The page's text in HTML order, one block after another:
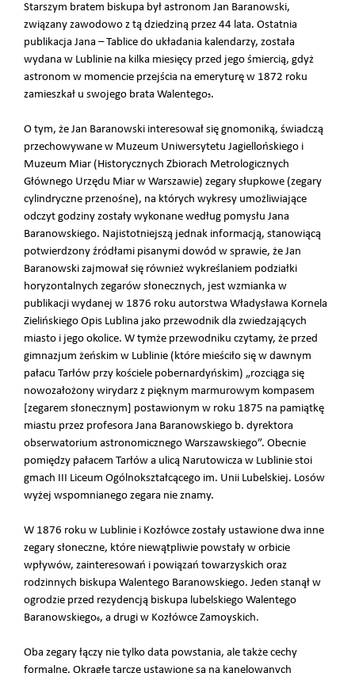
Starszym bratem biskupa był astronom Jan Baranowski,
związany zawodowo z tą dziedziną przez 44 lata. Ostatnia
publikacja Jana – Tablice do układania kalendarzy, została
wydana w Lublinie na kilka miesięcy przed jego śmiercią, gdyż
astronom w momencie przejścia na emeryturę w 1872 roku
zamieszkał u swojego brata Walentego5.
O tym, że Jan Baranowski interesował się gnomoniką, świadczą
przechowywane w Muzeum Uniwersytetu Jagiellońskiego i
Muzeum Miar (Historycznych Zbiorach Metrologicznych
Głównego Urzędu Miar w Warszawie) zegary słupkowe (zegary
cylindryczne przenośne), na których wykresy umożliwiające
odczyt godziny zostały wykonane według pomysłu Jana
Baranowskiego. Najistotniejszą jednak informacją, stanowiącą
potwierdzony źródłami pisanymi dowód w sprawie, że Jan
Baranowski zajmował się również wykreślaniem podziałki
horyzontalnych zegarów słonecznych, jest wzmianka w
publikacji wydanej w 1876 roku autorstwa Władysława Kornela
Zielińskiego Opis Lublina jako przewodnik dla zwiedzających
miasto i jego okolice. W tymże przewodniku czytamy, że przed
gimnazjum żeńskim w Lublinie (które mieściło się w dawnym
pałacu Tarłów przy kościele pobernardyńskim) „rozciąga się
nowozałożony wirydarz z pięknym marmurowym kompasem
[zegarem słonecznym] postawionym w roku 1875 na pamiątkę
miastu przez profesora Jana Baranowskiego b. dyrektora
obserwatorium astronomicznego Warszawskiego”. Obecnie
pomiędzy pałacem Tarłów a ulicą Narutowicza w Lublinie stoi
gmach III Liceum Ogólnokształcącego im. Unii Lubelskiej. Losów
wyżej wspomnianego zegara nie znamy.
W 1876 roku w Lublinie i Kozłówce zostały ustawione dwa inne
zegary słoneczne, które niewątpliwie powstały w orbicie
wpływów, zainteresowań i powiązań towarzyskich oraz
rodzinnych biskupa Walentego Baranowskiego. Jeden stanął w
ogrodzie przed rezydencją biskupa lubelskiego Walentego
Baranowskiego6, a drugi w Kozłówce Zamoyskich.
Oba zegary łączy nie tylko data powstania, ale także cechy
formalne. Okrągłe tarcze ustawione są na kanelowanych